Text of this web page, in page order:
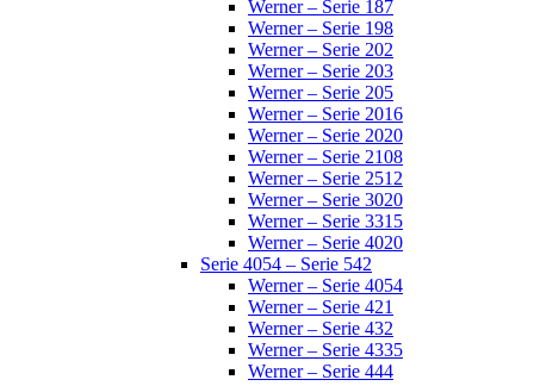
Werner – Serie 187
Werner – Serie 198
Werner – Serie 202
Werner – Serie 203
Werner – Serie 205
Werner – Serie 2016
Werner – Serie 2020
Werner – Serie 2108
Werner – Serie 2512
Werner – Serie 3020
Werner – Serie 3315
Werner – Serie 4020
Serie 4054 – Serie 542
Werner – Serie 4054
Werner – Serie 421
Werner – Serie 432
Werner – Serie 4335
Werner – Serie 444